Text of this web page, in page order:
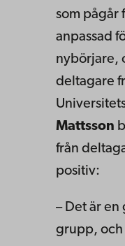
som pågår
anpassad
nybörjare,
deltagare
Mattsson
från
positiv:
– Det är en
grupp, och